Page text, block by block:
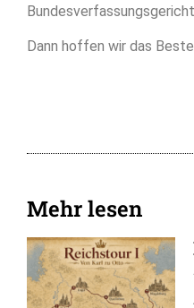
Dann hoffen wir das
Mehr lesen